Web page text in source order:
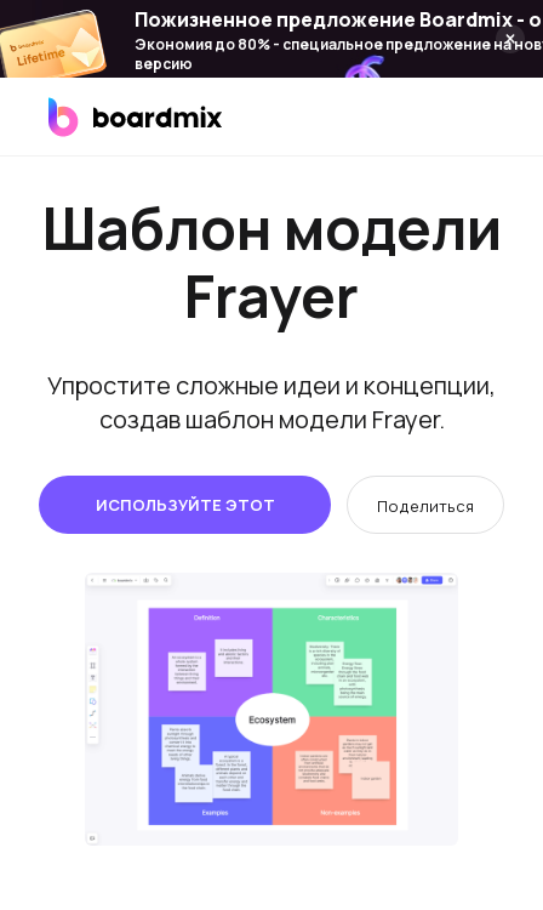
Пожизненное предложение Boardmix -
Экономия до 80% - специальное предложение на
версию
Boardmix
Boardmix AI
Интегрировано 100+ ИИ-агентов
Pixso
Альтернатива Figma для UI/UX
Решения
Постановка SMART-целей
Техническая Схема
Шаблон модели
Frayer
Упростите сложные идеи и концепции,
создав шаблон модели Frayer.
ИСПОЛЬЗУЙТЕ ЭТОТ Поделиться